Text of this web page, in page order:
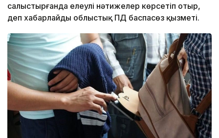
салыстырғанда елеулі нәтижелер көрсетіп отыр,
деп хабарлайды облыстық ПД баспасөз қызметі.